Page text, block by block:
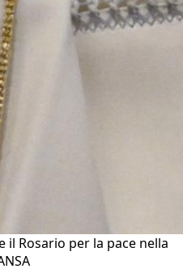
il Rosario per la pace nella